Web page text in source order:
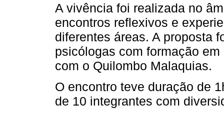
A vivência foi realizada no
encontros reflexivos e
diferentes áreas. A proposta
psicólogas com formação
com o Quilombo Malaquias.
O encontro teve duração de
de 10 integrantes com